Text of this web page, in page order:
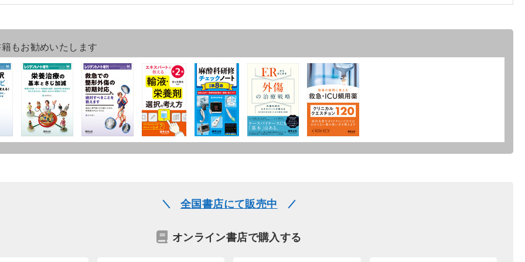
もお勧めいたします
全国書店にて販売中
オンライン書店で購入する